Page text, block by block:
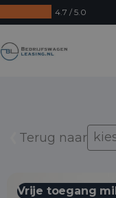
4.7 / 5.0
Terug naar
Vrije toegang